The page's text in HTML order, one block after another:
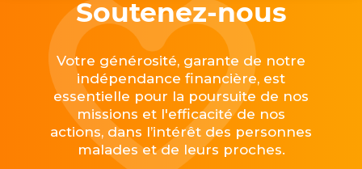
Soutenez-nous
Votre générosité, garante de notre
indépendance financière, est
essentielle pour la poursuite de nos
missions et l'efficacité de nos
actions, dans l’intérêt des personnes
malades et de leurs proches.